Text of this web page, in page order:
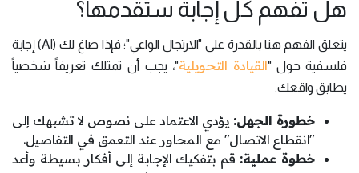
هل تفهم كل إجابة ستقدمها؟
يتعلق الفهم هنا بالقدرة على "الارتجال الواعي"؛ فإذا صاغ لك (AI) إجابة
فلسفية حول "القيادة التحويلية"، يجب أن تمتلك تعريفاً شخصياً
يطابق واقعك.
خطورة الجهل: يؤدي الاعتماد على نصوص لا تشبهك إلى
"انقطاع الاتصال" مع المحاور عند التعمق في التفاصيل.
خطوة عملية: قم بتفكيك الإجابة إلى أفكار بسيطة وأعد